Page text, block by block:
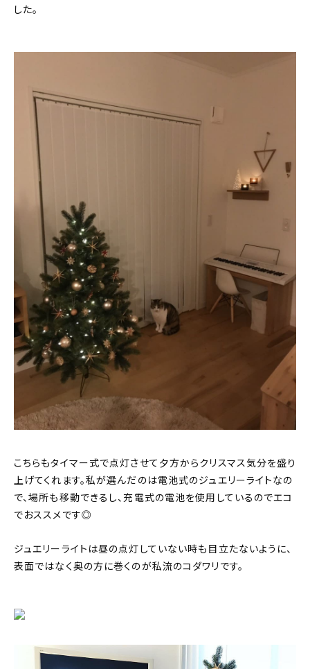
した。
こちらもタイマー式で点灯させて夕方からクリスマス気分を盛り
上げてくれます。私が選んだのは電池式のジュエリーライトなの
で、場所も移動できるし、充電式の電池を使用しているのでエコ
でおススメです◎
ジュエリーライトは昼の点灯していない時も目立たないように、
表面ではなく奥の方に巻くのが私流のコダワリです。